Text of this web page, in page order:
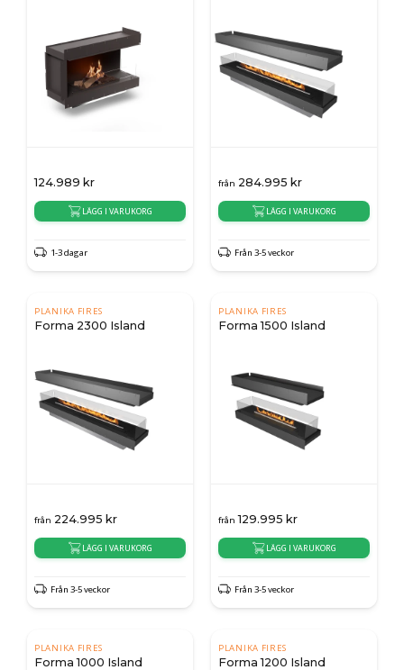
124.989 kr
LÄGG I VARUKORG
1-3 dagar
från 284.995 kr
LÄGG I VARUKORG
Från 3-5 veckor
PLANIKA FIRES
Forma 2300 Island
från 224.995 kr
LÄGG I VARUKORG
Från 3-5 veckor
PLANIKA FIRES
Forma 1500 Island
från 129.995 kr
LÄGG I VARUKORG
Från 3-5 veckor
PLANIKA FIRES
Forma 1000 Island
PLANIKA FIRES
Forma 1200 Island